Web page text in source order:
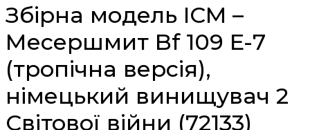
Збірна модель ICM –
Месершмит Bf 109 E-7
(тропічна версія),
німецький винищувач 2
Світової війни (72133)